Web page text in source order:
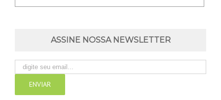
ASSINE NOSSA NEWSLETTER